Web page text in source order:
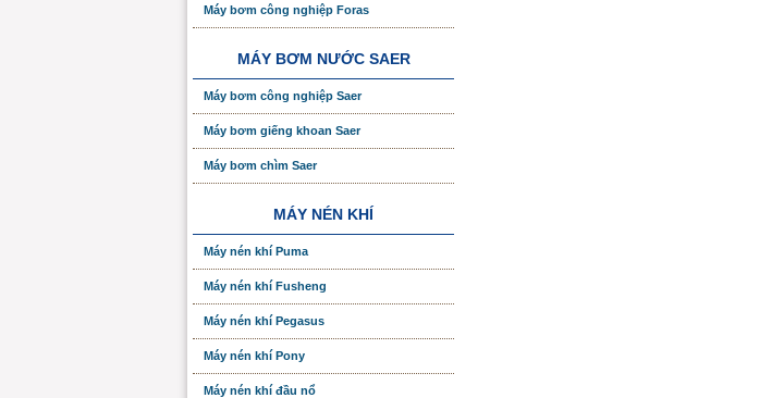
Máy bơm công nghiệp Foras
MÁY BƠM NƯỚC SAER
Máy bơm công nghiệp Saer
Máy bơm giếng khoan Saer
Máy bơm chìm Saer
MÁY NÉN KHÍ
Máy nén khí Puma
Máy nén khí Fusheng
Máy nén khí Pegasus
Máy nén khí Pony
Máy nén khí đầu nổ